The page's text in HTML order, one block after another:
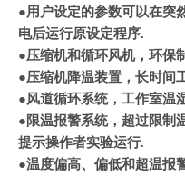
●用户设定的参数可以在突
电后运行原设定程序.
●压缩机和循环风机，环保
●压缩机降温装置，长时间
●风道循环系统，工作室温
●限温报警系统，超过限制
提示操作者实验运行.
●温度偏高、偏低和超温报